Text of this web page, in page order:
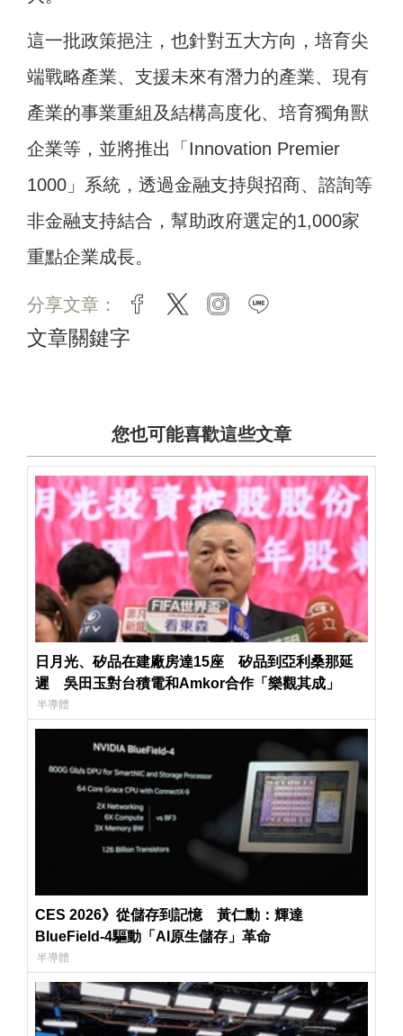
這一批政策挹注，也針對五大方向，培育尖
端戰略產業、支援未來有潛力的產業、現有
產業的事業重組及結構高度化、培育獨角獸
企業等，並將推出「Innovation Premier
1000」系統，透過金融支持與招商、諮詢等
非金融支持結合，幫助政府選定的1,000家
重點企業成長。
分享文章： facebook
twitter instagram
文章關鍵字
您也可能喜歡這些文章
日月光、矽品在建廠房達15座 矽品到亞利桑那延
遲 吳田玉對台積電和Amkor合作「樂觀其成」
半導體
CES 2026》從儲存到記憶 黃仁勳：輝達
BlueField-4驅動「AI原生儲存」革命
半導體